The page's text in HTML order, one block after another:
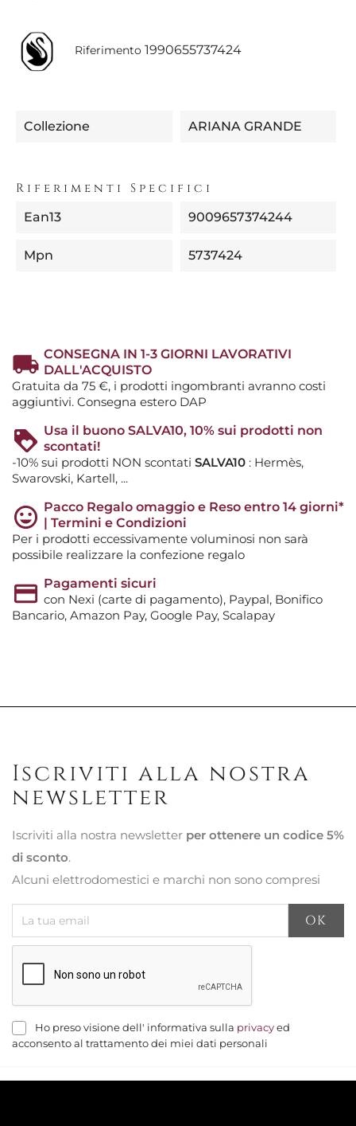
Riferimento 1990655737424
Collezione ARIANA GRANDE
Riferimenti Specifici
Ean13 9009657374244
Mpn 5737424
CONSEGNA IN 1-3 GIORNI LAVORATIVI
DALL'ACQUISTO
Gratuita da 75 €, i prodotti ingombranti avranno costi
aggiuntivi. Consegna estero DAP
Usa il buono SALVA10, 10% sui prodotti non
scontati!
-10% sui prodotti NON scontati SALVA10 : Hermès,
Swarovski, Kartell, ...
Pacco Regalo omaggio e Reso entro 14 giorni*
| Termini e Condizioni
Per i prodotti eccessivamente voluminosi non sarà
possibile realizzare la confezione regalo
Pagamenti sicuri
con Nexi (carte di pagamento), Paypal, Bonifico
Bancario, Amazon Pay, Google Pay, Scalapay
Iscriviti alla nostra
newsletter
Iscriviti alla nostra newsletter per ottenere un codice 5%
di sconto.
Alcuni elettrodomestici e marchi non sono compresi
Ho preso visione dell' informativa sulla privacy ed
acconsento al trattamento dei miei dati personali